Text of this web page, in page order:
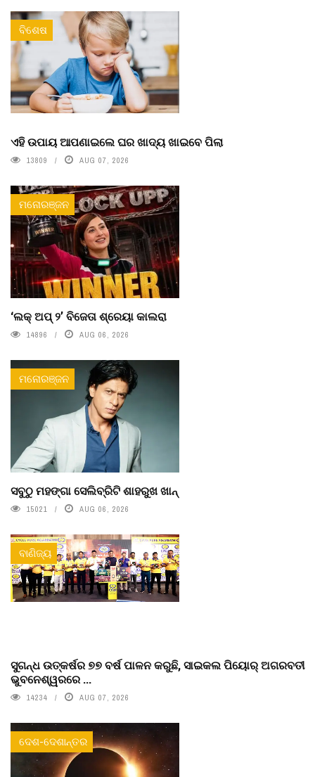
ବିଶେଷ
ଏହି ଉପାୟ ଆପଣାଇଲେ ଘର ଖାଦ୍ୟ ଖାଇବେ ପିଲା
13809 AUG 07, 2026
ମନୋରଞ୍ଜନ
‘ଲକ୍ ଅପ୍ ୨’ ବିଜେତା ଶ୍ରେୟା କାଲରା
14896 AUG 06, 2026
ମନୋରଞ୍ଜନ
ସବୁଠୁ ମହଙ୍ଗା ସେଲିବ୍ରିଟି ଶାହରୁଖ ଖାନ୍
15021 AUG 06, 2026
ବାଣିଜ୍ୟ
ସୁଗନ୍ଧ ଉତ୍କର୍ଷର ୭୭ ବର୍ଷ ପାଳନ କରୁଛି, ସାଇକଲ ପିୟୋର୍‌ ଅଗରବତୀ
ଭୁବନେଶ୍ୱରରେ ...
14234 AUG 07, 2026
ଦେଶ-ଦେଶାନ୍ତର